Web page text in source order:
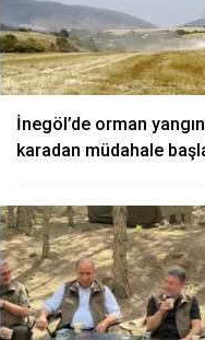
İnegöl’de orman
karadan müdahale